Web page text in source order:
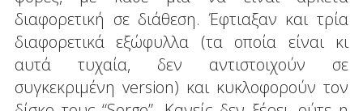
διαφορετική σε διάθεση. Έφτιαξαν και τρία
διαφορετικά εξώφυλλα (τα οποία είναι κι
αυτά τυχαία, δεν αντιστοιχούν σε
συγκεκριμένη version) και κυκλοφορούν τον